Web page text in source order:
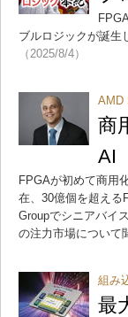
ブルロジックが誕生
（2025/8/4）
AMD
商
AI
FPGAが初めて商用
在、30億個を超える
Groupでシニアバイ
の注力市場について
組み
最